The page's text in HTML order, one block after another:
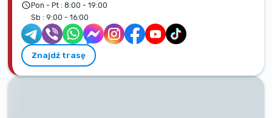
Pon - Pt : 8:00 - 19:00
Sb : 9:00 - 16:00
Znajdź trasę